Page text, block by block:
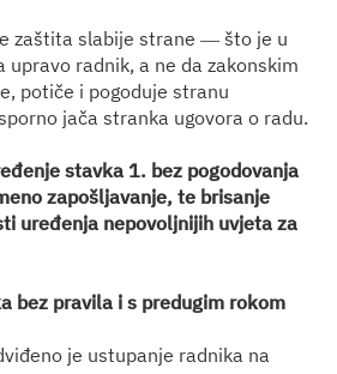
zaštita slabije strane ― što je u
upravo radnik, a ne da zakonskim
potiče i pogoduje stranu
jača stranka ugovora o radu.
stavka 1. bez pogodovanja
zapošljavanje, te brisanje
uređenja nepovoljnijih uvjeta za
bez pravila i s predugim rokom
je ustupanje radnika na